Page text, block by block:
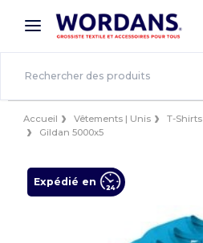
× Appli Wordans
Meilleurs prix sur l’app !
Accueil Vêtements | Unis T-Shirts
Gildan 5000x5
Expédié en